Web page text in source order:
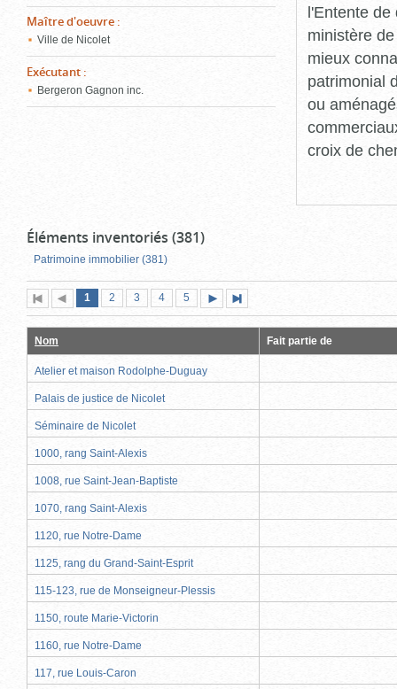
Maître d'oeuvre :
Ville de Nicolet
Exécutant :
Bergeron Gagnon inc.
l'Entente de
ministère
mieux
patrimonial
ou
croix de
Éléments inventoriés (381)
Patrimoine immobilier (381)
Première
page
Page
précédente
Page
1 (page
actuelle)
Page
2 Page
3 Page
4 Page
5
suivante
page
Nom Fait partie de
Atelier et maison Rodolphe-Duguay
Palais de justice de Nicolet
Séminaire de Nicolet
1000, rang Saint-Alexis
1008, rue Saint-Jean-Baptiste
1070, rang Saint-Alexis
1120, rue Notre-Dame
1125, rang du Grand-Saint-Esprit
115-123, rue de Monseigneur-Plessis
1150, route Marie-Victorin
1160, rue Notre-Dame
117, rue Louis-Caron